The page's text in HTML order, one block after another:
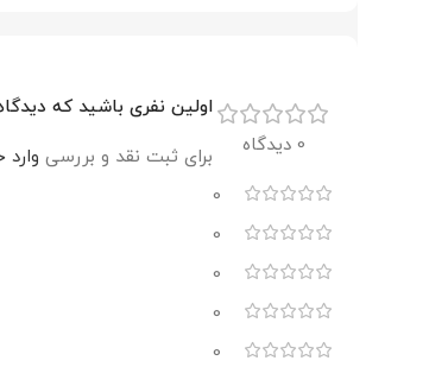
0 دیدگاه
0
0
0
0
0
اولین نفری باشید که دیدگاهی را
برای ثبت نقد و بررسی